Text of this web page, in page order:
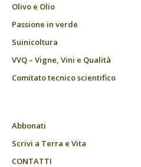
Olivo e Olio
Passione in verde
Suinicoltura
VVQ – Vigne, Vini e Qualità
Comitato tecnico scientifico
Abbonati
Scrivi a Terra e Vita
CONTATTI